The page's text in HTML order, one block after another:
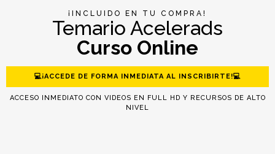
¡INCLUIDO EN TU COMPRA!
Temario Acelerads
Curso Online
💻¡ACCEDE DE FORMA INMEDIATA AL INSCRIBIRTE!💻
ACCESO INMEDIATO CON VIDEOS EN FULL HD Y RECURSOS DE ALTO
NIVEL